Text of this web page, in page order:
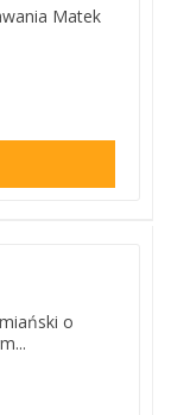
Matek
o